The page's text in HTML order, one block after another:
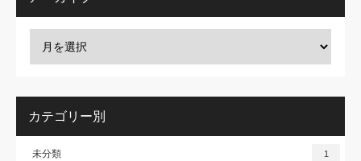
カテゴリー別
未分類 1